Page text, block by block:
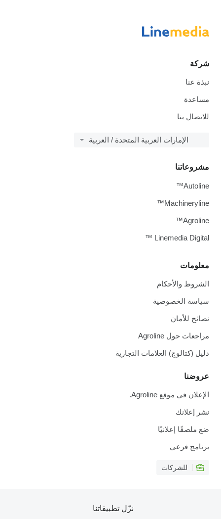
شركة
نبذة عنا
مساعدة
للاتصال بنا
الإمارات العربية المتحدة / العربية
معلومات
الشروط والأحكام
سياسة الخصوصية
نصائح للأمان
مراجعات حول Agroline
دليل (كتالوج) العلامات التجارية
عروضنا
الإعلان في موقع Agroline.
نشر إعلانك
ضع ملصقًا إعلانيًا
برنامج فرعي
للشركات
مشروعاتنا
Autoline™
Machineryline™
Agroline™
Linemedia Digital ™
نزّل تطبيقاتنا